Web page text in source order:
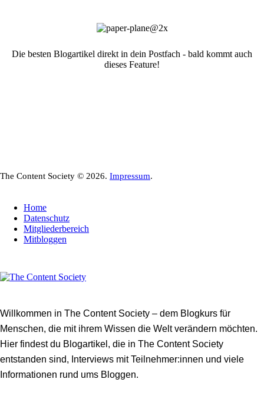
Die besten Blogartikel direkt in dein Postfach - bald kommt auch
dieses Feature!
The Content Society © 2026. Impressum.
Home
Datenschutz
Mitgliederbereich
Mitbloggen
Willkommen in The Content Society – dem Blogkurs für
Menschen, die mit ihrem Wissen die Welt verändern möchten.
Hier findest du Blogartikel, die in The Content Society
entstanden sind, Interviews mit Teilnehmer:innen und viele
Informationen rund ums Bloggen.